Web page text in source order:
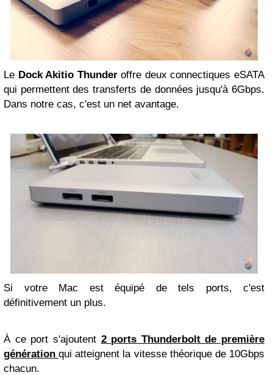
Le Dock Akitio Thunderoffre deux connectiques eSATA
qui permettent des transferts de données jusqu'à 6Gbps.
Dans notre cas, c'est un net avantage.
Si votre Mac est équipé de tels ports, c'est
définitivement un plus.
À ce port s'ajoutent 2 ports Thunderbolt de première
génération qui atteignent la vitesse théorique de 10Gbps
chacun.